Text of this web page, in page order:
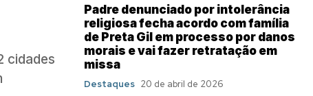
cidades
Padre denunciado por intolerância
religiosa fecha acordo com família
de Preta Gil em processo por danos
morais e vai fazer retratação em
missa
Destaques 20 de abril de 2026